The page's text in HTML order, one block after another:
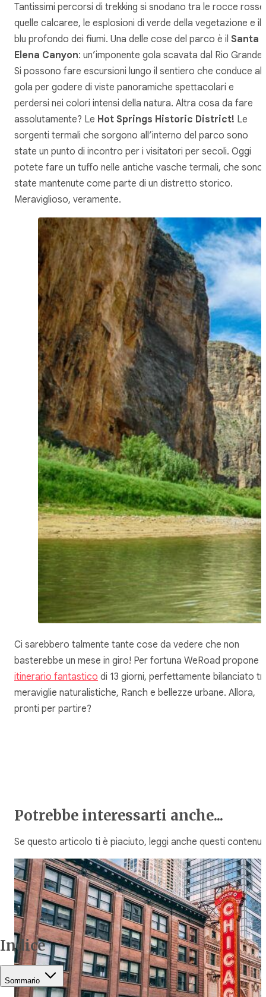
Tantissimi percorsi di trekking si snodano tra le rocce
quelle calcaree, le esplosioni di verde della vegetazione e il
blu profondo dei fiumi. Una delle cose del parco è il Santa
Elena Canyon: un’imponente gola scavata dal Rio Grande.
Si possono fare escursioni lungo il sentiero che conduce
gola per godere di viste panoramiche spettacolari e
perdersi nei colori intensi della natura. Altra cosa da fare
assolutamente? Le Hot Springs Historic District! Le
sorgenti termali che sorgono all’interno del parco sono
state un punto di incontro per i visitatori per secoli. Oggi
potete fare un tuffo nelle antiche vasche termali, che sono
state mantenute come parte di un distretto storico.
Meraviglioso, veramente.
Ci sarebbero talmente tante cose da vedere che non
basterebbe un mese in giro! Per fortuna WeRoad propone
itinerario fantastico di 13 giorni, perfettamente bilanciato
meraviglie naturalistiche, Ranch e bellezze urbane. Allora,
pronti per partire?
Indice
Sommario
Potrebbe interessarti anche...
Se questo articolo ti è piaciuto, leggi anche questi